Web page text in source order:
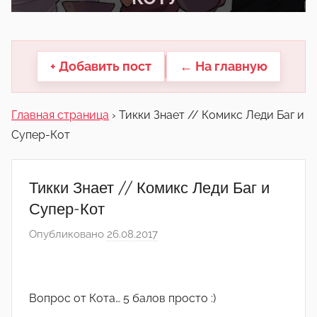
другие.
+ Добавить пост ← На главную
Главная страница › Тикки Знает // Комикс Леди Баг и
Супер-Кот
Тикки Знает // Комикс Леди Баг и
Супер-Кот
Опубликовано 26.08.2017
Вопрос от Кота… 5 балов просто :)